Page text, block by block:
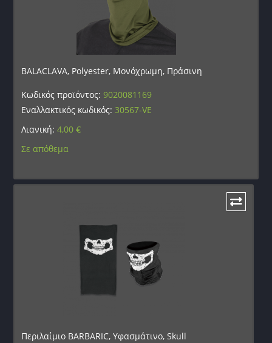
BALACLAVA, Polyester, Μονόχρωμη, Πράσινη
Κωδικός προϊόντος:9020081169
Εναλλακτικός κωδικός: 30567-VE
Λιανική:4,00€
Σε απόθεμα
Περιλαίμιο BARBARIC, Υφασμάτινο, Skull